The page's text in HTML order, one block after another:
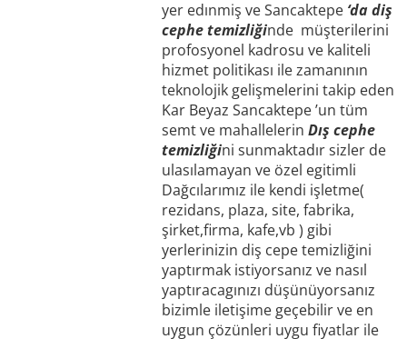
yer edınmiş ve Sancaktepe ‘da diş
cephe temizliğinde müşterilerini
profosyonel kadrosu ve kaliteli
hizmet politikası ile zamanının
teknolojik gelişmelerini takip eden
Kar Beyaz Sancaktepe ’un tüm
semt ve mahallelerinDış cephe
temizliğini sunmaktadır sizler de
ulasılamayan ve özel egitimli
Dağcılarımız ile kendi işletme(
rezidans, plaza, site, fabrika,
şirket,firma, kafe,vb ) gibi
yerlerinizin diş cepe temizliğini
yaptırmak istiyorsanız ve nasıl
yaptıracagınızı düşünüyorsanız
bizimle iletişime geçebilir ve en
uygun çözünleri uygu fiyatlar ile